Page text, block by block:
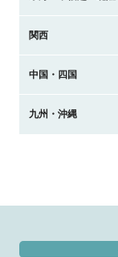
関西
中国・四国
九州・沖縄